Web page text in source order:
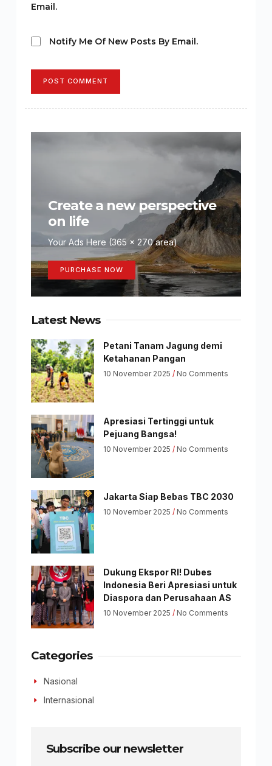
Email.
Notify Me Of New Posts By Email.
POST COMMENT
Create a new perspective
on life
Your Ads Here (365 x 270 area)
PURCHASE NOW
Latest News
Petani Tanam Jagung demi
Ketahanan Pangan
10 November 2025 No Comments
Apresiasi Tertinggi untuk
Pejuang Bangsa!
10 November 2025 No Comments
Jakarta Siap Bebas TBC 2030
10 November 2025 No Comments
Dukung Ekspor RI! Dubes
Indonesia Beri Apresiasi untuk
Diaspora dan Perusahaan AS
10 November 2025 No Comments
Categories
Nasional
Internasional
Subscribe our newsletter